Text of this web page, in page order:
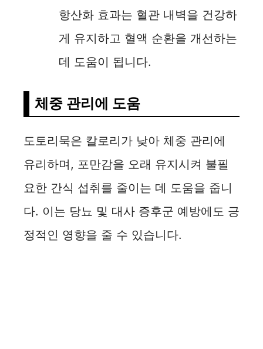
항산화 효과는 혈관 내벽을 건강하
게 유지하고 혈액 순환을 개선하는
데 도움이 됩니다.
체중 관리에 도움
도토리묵은 칼로리가 낮아 체중 관리에
유리하며, 포만감을 오래 유지시켜 불필
요한 간식 섭취를 줄이는 데 도움을 줍니
다. 이는 당뇨 및 대사 증후군 예방에도 긍
정적인 영향을 줄 수 있습니다.